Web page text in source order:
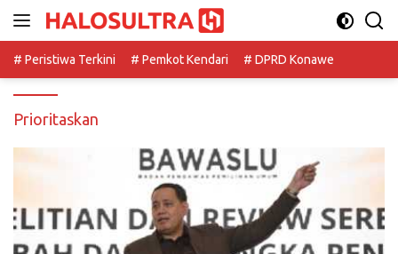
# Peristiwa Terkini
# Pemkot Kendari # DPRD Konawe
Prioritaskan